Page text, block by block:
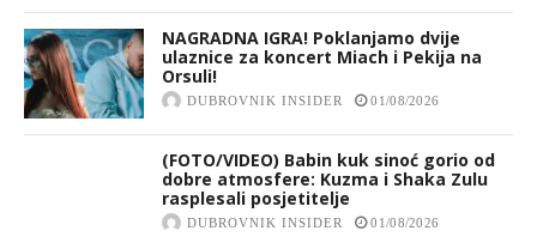
NAGRADNA IGRA! Poklanjamo dvije
ulaznice za koncert Miach i Pekija na
Orsuli!
DUBROVNIK INSIDER 01/08/2026
(FOTO/VIDEO) Babin kuk sinoć gorio od
dobre atmosfere: Kuzma i Shaka Zulu
rasplesali posjetitelje
DUBROVNIK INSIDER 01/08/2026